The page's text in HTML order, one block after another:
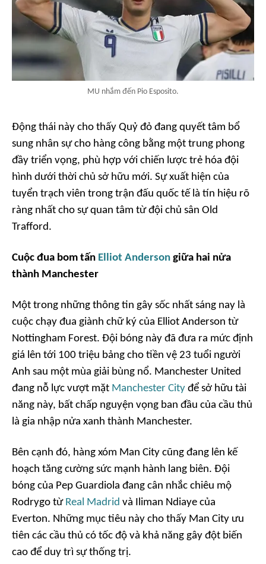
MU nhắm đến Pio Esposito.
Động thái này cho thấy Quỷ đỏ đang quyết tâm bổ
sung nhân sự cho hàng công bằng một trung phong
đầy triển vọng, phù hợp với chiến lược trẻ hóa đội
hình dưới thời chủ sở hữu mới. Sự xuất hiện của
tuyển trạch viên trong trận đấu quốc tế là tín hiệu rõ
ràng nhất cho sự quan tâm từ đội chủ sân Old
Trafford.
Cuộc đua bom tấn Elliot Anderson giữa hai nửa
thành Manchester
Một trong những thông tin gây sốc nhất sáng nay là
cuộc chạy đua giành chữ ký của Elliot Anderson từ
Nottingham Forest. Đội bóng này đã đưa ra mức định
giá lên tới 100 triệu bảng cho tiền vệ 23 tuổi người
Anh sau một mùa giải bùng nổ. Manchester United
đang nỗ lực vượt mặt Manchester City để sở hữu tài
năng này, bất chấp nguyện vọng ban đầu của cầu thủ
là gia nhập nửa xanh thành Manchester.
Bên cạnh đó, hàng xóm Man City cũng đang lên kế
hoạch tăng cường sức mạnh hành lang biên. Đội
bóng của Pep Guardiola đang cân nhắc chiêu mộ
Rodrygo từ Real Madrid và Iliman Ndiaye của
Everton. Những mục tiêu này cho thấy Man City ưu
tiên các cầu thủ có tốc độ và khả năng gây đột biến
cao để duy trì sự thống trị.